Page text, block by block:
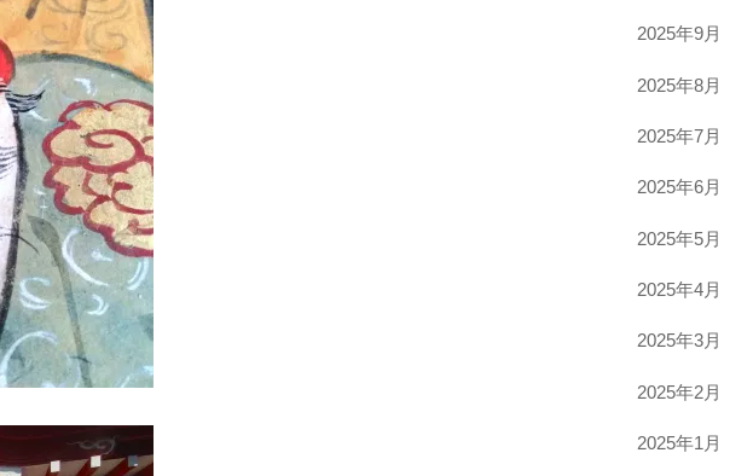
2025年9月
2025年8月
2025年7月
2025年6月
2025年5月
2025年4月
2025年3月
2025年2月
2025年1月